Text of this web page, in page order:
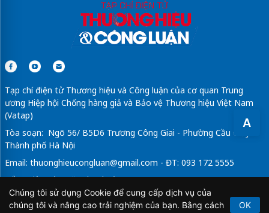
A
Tạp chí điện tử Thương hiệu và Công luận của cơ quan Trung
ương Hiệp hội Chống hàng giả và Bảo vệ Thương hiệu Việt Nam
(Vatap)
Tòa soạn: Ngõ 56/ B5D6 Trương Công Giai - Phường Cầu Giấy -
Thành phố Hà Nội
Email: thuonghieucongluan@gmail.com - ĐT: 093 172 5555
Tổng Biên Tập: Vũ Đức Thuận
Giấy phép hoạt động báo chí điện tử số 64/GP-BTTTT do Bộ
Thông tin và Truyền thông cấp ngày 21/2/2020.
Chúng tôi sử dụng Cookie để cung cấp dịch vụ của
chúng tôi và nâng cao trải nghiệm của bạn. Bằng cách
OK